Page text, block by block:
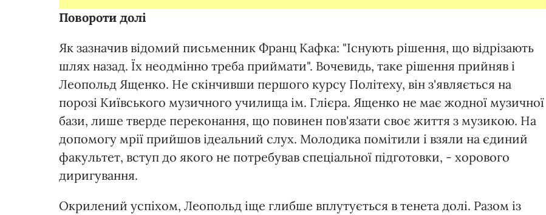
Повороти долі
Як зазначив відомий письменник Франц Кафка: "Існують рішення, що відрізають
шлях назад. Їх неодмінно треба приймати". Вочевидь, таке рішення прийняв і
Леопольд Ященко. Не скінчивши першого курсу Політеху, він з'являється на
порозі Київського музичного училища ім. Глієра. Ященко не має жодної музичної
бази, лише тверде переконання, що повинен пов'язати своє життя з музикою. На
допомогу мрії прийшов ідеальний слух. Молодика помітили і взяли на єдиний
факультет, вступ до якого не потребував спеціальної підготовки, - хорового
диригування.
Окрилений успіхом, Леопольд іще глибше вплутується в тенета долі. Разом із